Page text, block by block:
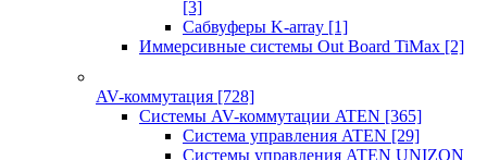
[3]
Сабвуферы K-array [1]
Иммерсивные системы Out Board TiMax [2]
AV-коммутация [728]
Системы AV-коммутации ATEN [365]
Система управления ATEN [29]
Системы управления ATEN UNIZON